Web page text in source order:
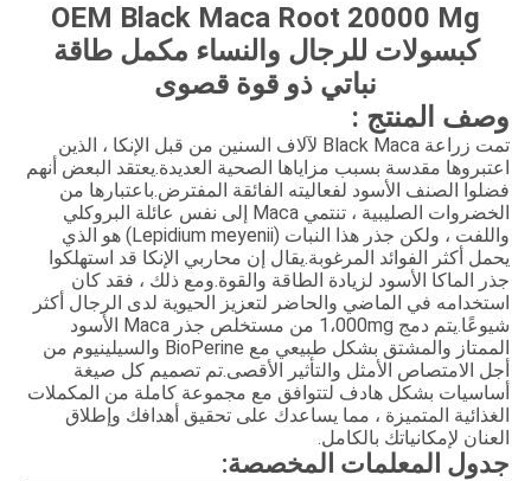
OEM Black Maca Root 20000 Mg
كبسولات للرجال والنساء مكمل طاقة
نباتي ذو قوة قصوى
المنتج :
تمت زراعة Black Maca لآلاف السنين من قبل الإنكا ، الذين
مقدسة بسبب مزاياها الصحية العديدة.يعتقد البعض أنهم
الصنف الأسود لفعاليته الفائقة المفترض.باعتبارها من
الخضروات الصليبية ، تنتمي Maca إلى نفس عائلة البروكلي
واللفت ، ولكن جذر هذا النبات (Lepidium meyenii) هو الذي
أكثر الفوائد المرغوبة.يقال إن محاربي الإنكا قد استهلكوا
الماكا الأسود لزيادة الطاقة والقوة.ومع ذلك ، فقد كان
في الماضي والحاضر لتعزيز الحيوية لدى الرجال أكثر
شيوعًا.يتم دمج 1،000mg من مستخلص جذر Maca الأسود
الممتاز والمشتق بشكل طبيعي مع BioPerine والسيلينيوم من
الامتصاص الأمثل والتأثير الأقصى.تم تصميم كل صيغة
بشكل هادف لتتوافق مع مجموعة كاملة من المكملات
المتميزة ، مما يساعدك على تحقيق أهدافك وإطلاق
لإمكانياتك بالكامل.
المعلمات المخصصة: